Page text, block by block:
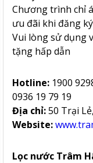
Chương trình chỉ
ưu đãi khi đăng
Vui lòng sử dụng
tặng hấp dẫn
Hotline: 1900
0936 19 79 19
Địa chỉ:50 Trại
Website:
Lọc nước Trâm